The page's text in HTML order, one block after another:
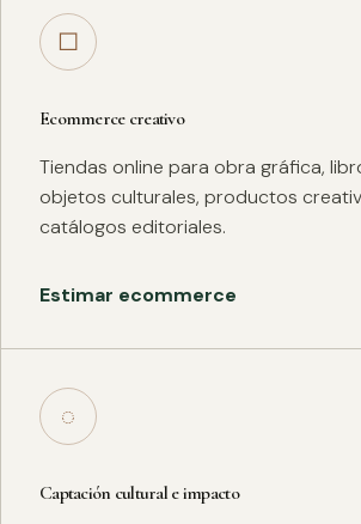
□
Ecommerce creativo
Tiendas online para obra gráfica,
objetos culturales, productos
catálogos editoriales.
Estimar ecommerce
◌
Captación cultural e impacto